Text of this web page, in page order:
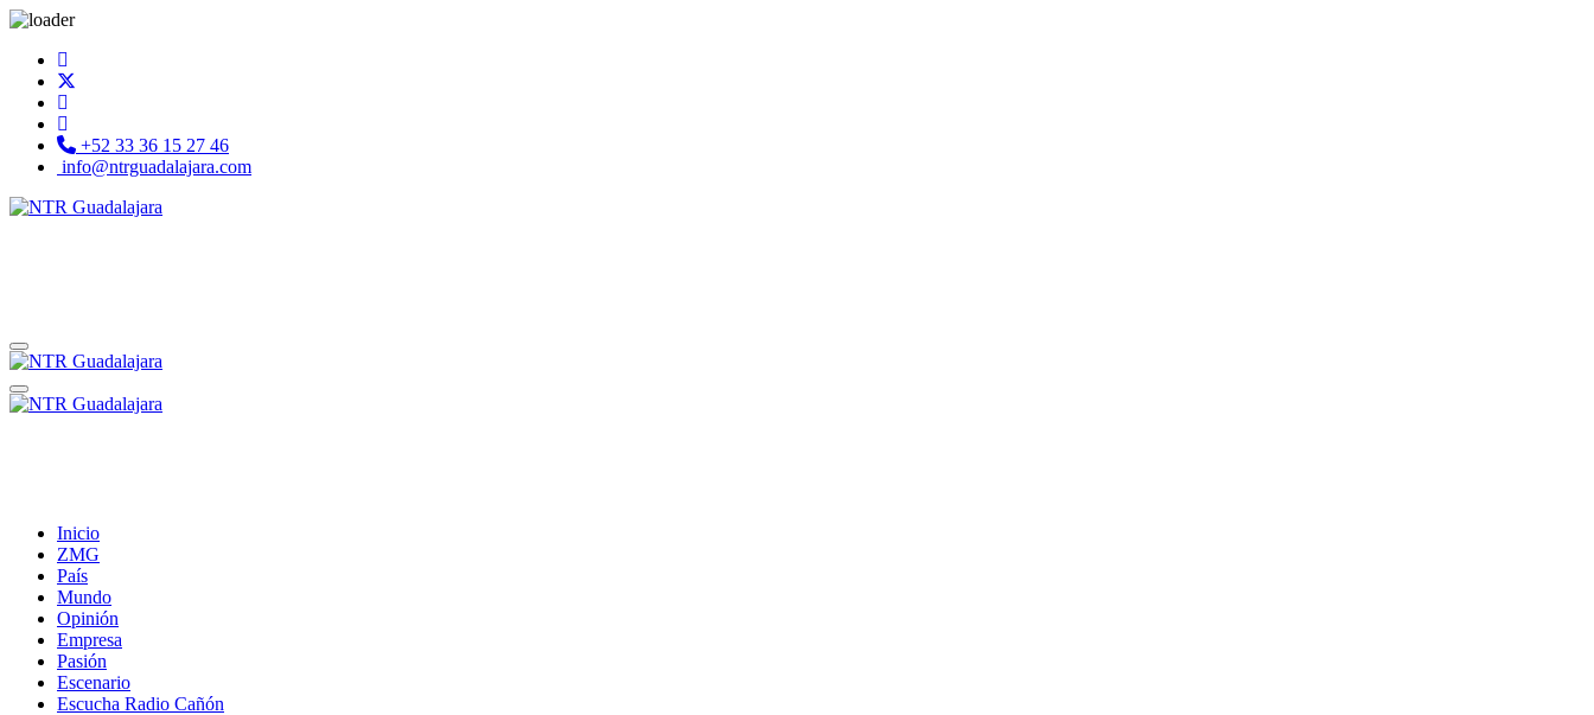
+52 33 36 15 27 46
info@ntrguadalajara.com
Inicio
ZMG
País
Mundo
Opinión
Empresa
Pasión
Escenario
Escucha Radio Cañón